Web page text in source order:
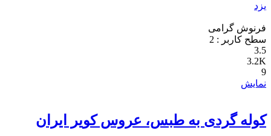
یزد
فرنوش گرامی
سطح کاربر : 2
3.5
3.2K
9
نمایش
کوله گردی به طبس، عروس کویر ایران